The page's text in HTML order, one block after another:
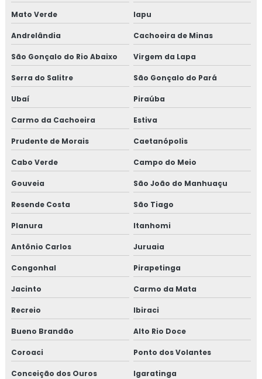
Mato Verde Iapu
Andrelândia Cachoeira de Minas
São Gonçalo do Rio Abaixo Virgem da Lapa
Serra do Salitre São Gonçalo do Pará
Ubaí Piraúba
Carmo da Cachoeira Estiva
Prudente de Morais Caetanópolis
Cabo Verde Campo do Meio
Gouveia São João do Manhuaçu
Resende Costa São Tiago
Planura Itanhomi
Antônio Carlos Juruaia
Congonhal Pirapetinga
Jacinto Carmo da Mata
Recreio Ibiraci
Bueno Brandão Alto Rio Doce
Coroaci Ponto dos Volantes
Conceição dos Ouros Igaratinga